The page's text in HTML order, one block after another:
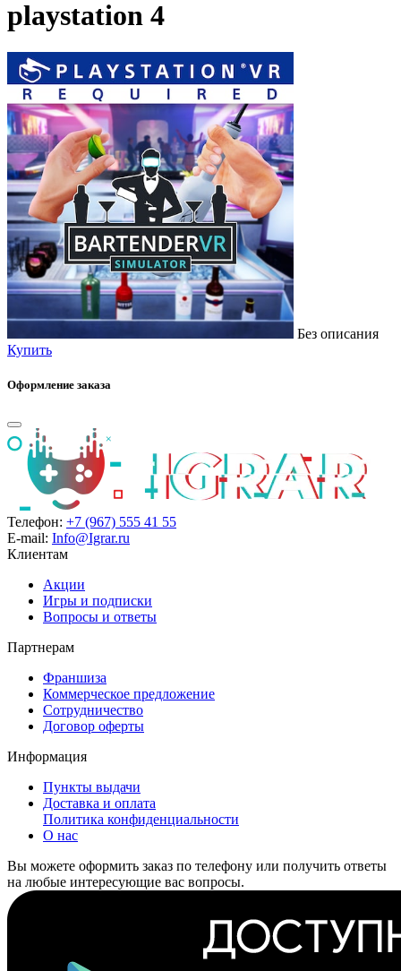
playstation 4
Без описания
Купить
Оформление заказа
Телефон: +7 (967) 555 41 55
E-mail: Info@Igrar.ru
Клиентам
Акции
Игры и подписки
Вопросы и ответы
Партнерам
Франшиза
Коммерческое предложение
Сотрудничество
Договор оферты
Информация
Пункты выдачи
Доставка и оплата
Политика конфиденциальности
О нас
Вы можете оформить заказ по телефону или получить ответы
на любые интересующие вас вопросы.